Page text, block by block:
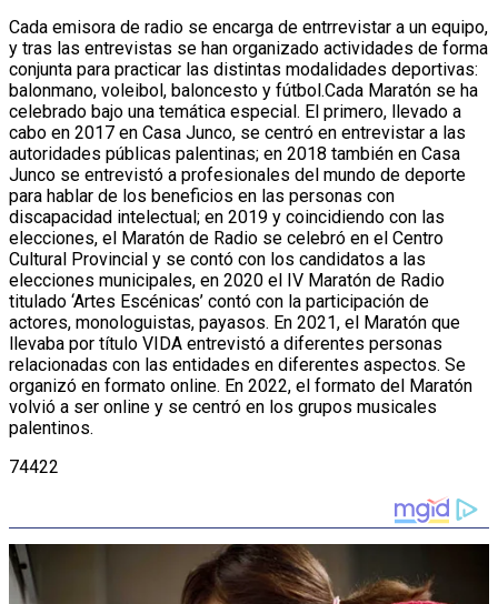
Cada emisora de radio se encarga de entrrevistar a un equipo,
y tras las entrevistas se han organizado actividades de forma
conjunta para practicar las distintas modalidades deportivas:
balonmano, voleibol, baloncesto y fútbol.Cada Maratón se ha
celebrado bajo una temática especial. El primero, llevado a
cabo en 2017 en Casa Junco, se centró en entrevistar a las
autoridades públicas palentinas; en 2018 también en Casa
Junco se entrevistó a profesionales del mundo de deporte
para hablar de los beneficios en las personas con
discapacidad intelectual; en 2019 y coincidiendo con las
elecciones, el Maratón de Radio se celebró en el Centro
Cultural Provincial y se contó con los candidatos a las
elecciones municipales, en 2020 el IV Maratón de Radio
titulado ‘Artes Escénicas’ contó con la participación de
actores, monologuistas, payasos. En 2021, el Maratón que
llevaba por título VIDA entrevistó a diferentes personas
relacionadas con las entidades en diferentes aspectos. Se
organizó en formato online. En 2022, el formato del Maratón
volvió a ser online y se centró en los grupos musicales
palentinos.
74422